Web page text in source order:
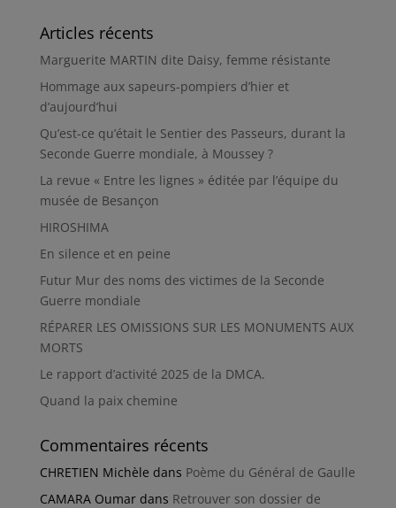
Articles récents
Marguerite MARTIN dite Daisy, femme résistante
Hommage aux sapeurs-pompiers d’hier et
d’aujourd’hui
Qu’est-ce qu’était le Sentier des Passeurs, durant la
Seconde Guerre mondiale, à Moussey ?
La revue « Entre les lignes » éditée par l’équipe du
musée de Besançon
HIROSHIMA
En silence et en peine
Futur Mur des noms des victimes de la Seconde
Guerre mondiale
RÉPARER LES OMISSIONS SUR LES MONUMENTS AUX
MORTS
Le rapport d’activité 2025 de la DMCA.
Quand la paix chemine
Commentaires récents
CHRETIEN Michèle dans Poème du Général de Gaulle
CAMARA Oumardans Retrouver son dossier de